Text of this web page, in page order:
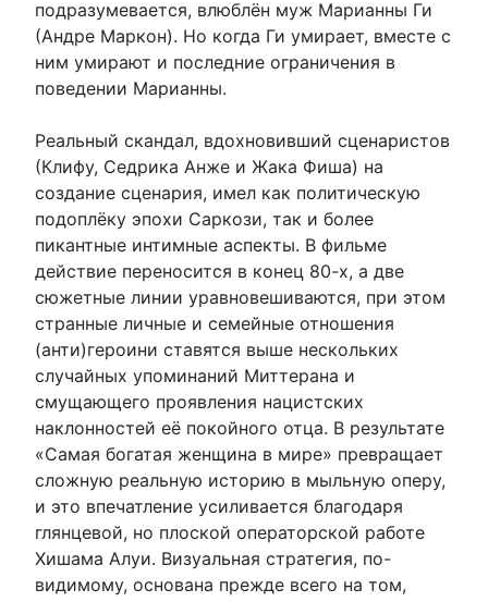
подразумевается, влюблён муж Марианны Ги
(Андре Маркон). Но когда Ги умирает, вместе с
ним умирают и последние ограничения в
поведении Марианны.
Реальный скандал, вдохновивший сценаристов
(Клифу, Седрика Анже и Жака Фиша) на
создание сценария, имел как политическую
подоплёку эпохи Саркози, так и более
пикантные интимные аспекты. В фильме
действие переносится в конец 80-х, а две
сюжетные линии уравновешиваются, при этом
странные личные и семейные отношения
(анти)героини ставятся выше нескольких
случайных упоминаний Миттерана и
смущающего проявления нацистских
наклонностей её покойного отца. В результате
«Самая богатая женщина в мире» превращает
сложную реальную историю в мыльную оперу,
и это впечатление усиливается благодаря
глянцевой, но плоской операторской работе
Хишама Алуи. Визуальная стратегия, по-
видимому, основана прежде всего на том,